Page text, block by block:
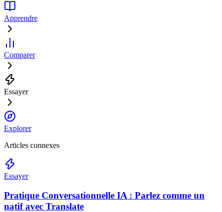
Apprendre
Comparer
Essayer
Explorer
Articles connexes
Essayer
Pratique Conversationnelle IA : Parlez comme un
natif avec Translate